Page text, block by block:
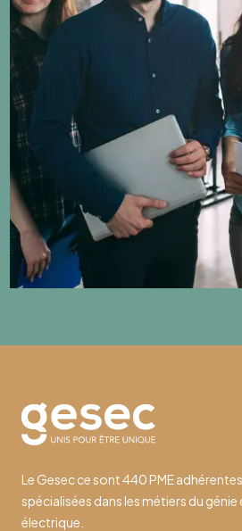
Le Gesec ce sont 440 PME
spécialisées dans les métiers du
électrique.